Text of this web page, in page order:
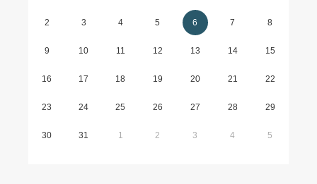
2 3 4 5 6 7 8
9 10 11 12 13 14 15
16 17 18 19 20 21 22
23 24 25 26 27 28 29
30 31 1 2 3 4 5